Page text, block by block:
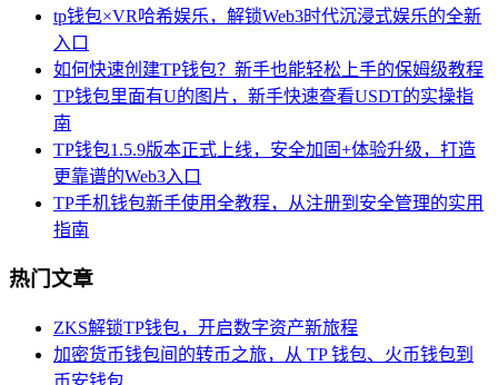
tp钱包×VR哈希娱乐，解锁Web3时代沉浸式娱乐的全新
入口
如何快速创建TP钱包？新手也能轻松上手的保姆级教程
TP钱包里面有U的图片，新手快速查看USDT的实操指
南
TP钱包1.5.9版本正式上线，安全加固+体验升级，打造
更靠谱的Web3入口
TP手机钱包新手使用全教程，从注册到安全管理的实用
指南
热门文章
ZKS解锁TP钱包，开启数字资产新旅程
加密货币钱包间的转币之旅，从 TP 钱包、火币钱包到
币安钱包